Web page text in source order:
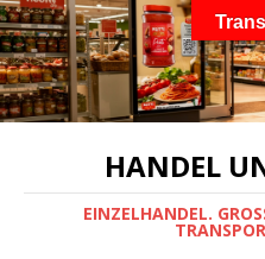
HANDEL
EINZELHANDEL.